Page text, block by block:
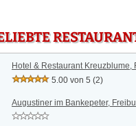
Hotel & Restaurant Kreuzblume,
5.00 von 5 (2)
Augustiner im Bankepeter,